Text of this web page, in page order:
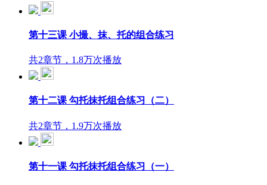
第十三课 小撮、抹、托的组合练习
共2章节，1.8万次播放
第十二课 勾托抹托组合练习（二）
共2章节，1.9万次播放
第十一课 勾托抹托组合练习（一）